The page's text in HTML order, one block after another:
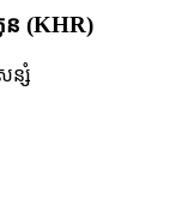
ន (KHR)
ន្សំ